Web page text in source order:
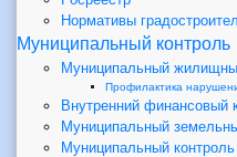
Нормативы
Муниципальный контроль
Муниципальный
Профилактика
Внутренний финансовый
Муниципальный
Муниципальный